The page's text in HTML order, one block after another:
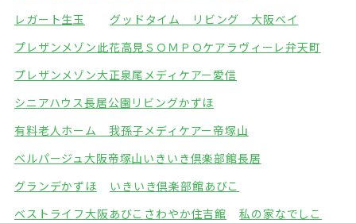
レガート生玉
グッドタイム リビング 大阪ベイ
プレザンメゾン此花高見 ＳＯＭＰＯケアラヴィーレ弁天町
プレザンメゾン大正泉尾 メディケアー愛信
シニアハウス長居公園 リビングかずほ
有料老人ホーム 我孫子 メディケアー帝塚山
ベルパージュ大阪帝塚山いきいき倶楽部館長居
グランデかずほ
いきいき倶楽部館あびこ
ベストライフ大阪あびこ さわやか住吉館
私の家なでしこ